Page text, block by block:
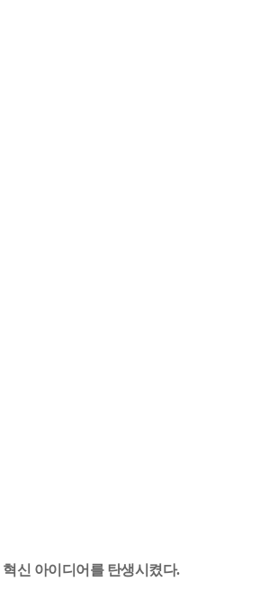
신 아이디어를 탄생시켰다.